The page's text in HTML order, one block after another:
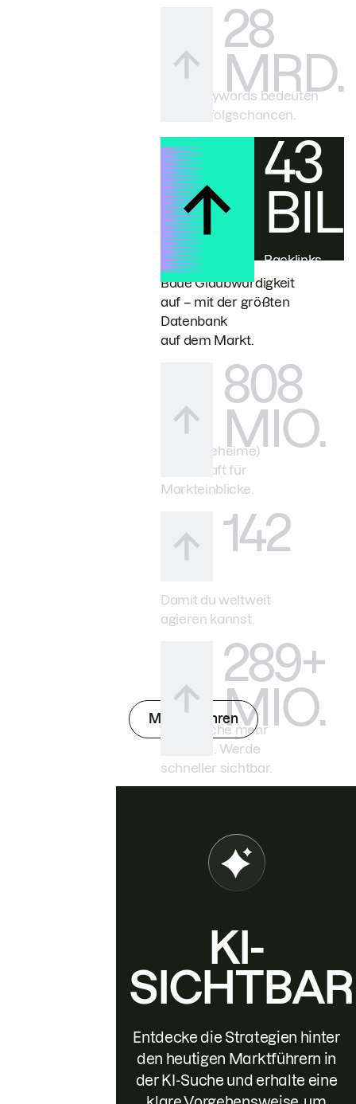
28
MRD.
Mehr Keywords bedeuten
mehr Erfolgschancen.
43
Backlinks
Baue Glaubwürdigkeit
auf – mit der größten
Datenbank
auf dem Markt.
808
MIO.
Deine (geheime)
Superkraft für
Markteinblicke.
142
Damit du weltweit
agieren kannst.
289+
MIO.
Überwache mehr
Prompts. Werde
schneller sichtbar.
Mehr erfahren
KI-
Entdecke die Strategien hinter
den heutigen Marktführern in
der KI-Suche und erhalte eine